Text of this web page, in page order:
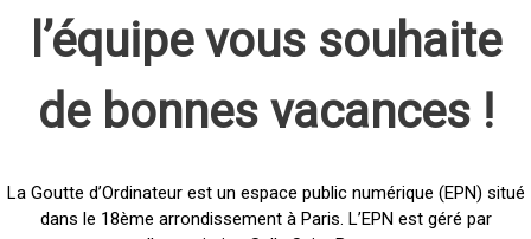
l’équipe vous souhaite
de bonnes vacances !
La Goutte d’Ordinateur est un espace public numérique (EPN) situé
dans le 18ème arrondissement à Paris. L’EPN est géré par